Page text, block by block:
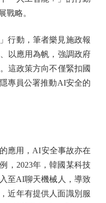
戰略。
動，筆者樂見施政報
以應用為帆，強調政府
這政策方向不僅緊扣國
專員公署推動AI安全的
用，AI安全事故亦在
，2023年，韓國某科技
至AI聊天機械人，導致
近年有提供人面識別服